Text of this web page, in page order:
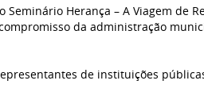
Herança – A Viagem de
da administração
de instituições